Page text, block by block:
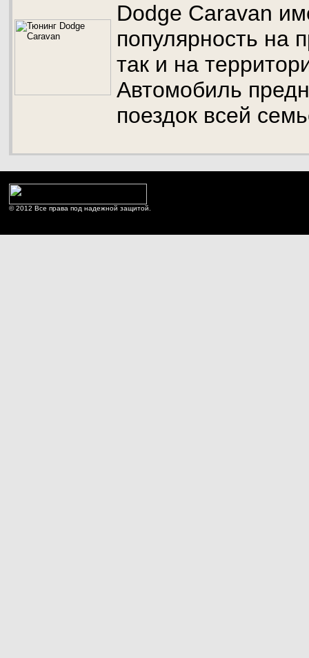
Dodge Сaravan
популярность на
так и на
Автомобиль
поездок всей
© 2012 Все права под надежной защитой.